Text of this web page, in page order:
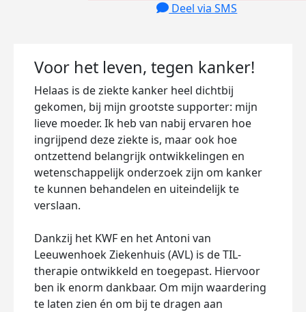
Deel via SMS
Voor het leven, tegen kanker!
Helaas is de ziekte kanker heel dichtbij
gekomen, bij mijn grootste supporter: mijn
lieve moeder. Ik heb van nabij ervaren hoe
ingrijpend deze ziekte is, maar ook hoe
ontzettend belangrijk ontwikkelingen en
wetenschappelijk onderzoek zijn om kanker
te kunnen behandelen en uiteindelijk te
verslaan.
Dankzij het KWF en het Antoni van
Leeuwenhoek Ziekenhuis (AVL) is de TIL-
therapie ontwikkeld en toegepast. Hiervoor
ben ik enorm dankbaar. Om mijn waardering
te laten zien én om bij te dragen aan